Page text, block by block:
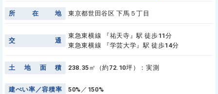
所 在 地 東京都世田谷区 下馬５丁目
交 通
東急東横線 『祐天寺』駅 徒歩11分
東急東横線 『学芸大学』駅 徒歩14分
土 地 面 積 238.35㎡（約72.10坪）：実測
建ぺい率 ／容積率 50%／150%